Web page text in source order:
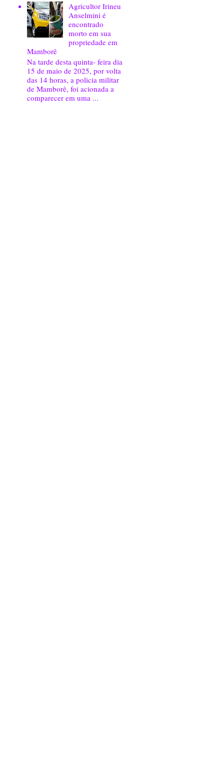
Agricultor Irineu
Anselmini é
encontrado
morto em sua
propriedade em
Mamborê
Na tarde desta quinta- feira dia
15 de maio de 2025, por volta
das 14 horas, a policia militar
de Mamborê, foi acionada a
comparecer em uma ...